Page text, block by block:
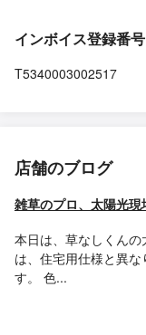
インボイス登録番号
T5340003002517
店舗のブログ
雑草のプロ、太陽光現
本日は、草なしくん
は、住宅用仕様と異
す。 色...